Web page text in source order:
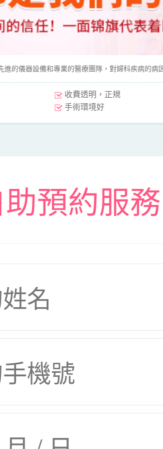
的儀器設備和專業的醫療團隊，對婦科疾病的病
收費透明，正規
手術環境好
助預約服務